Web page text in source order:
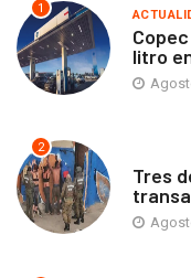
1
litro
2
Tres